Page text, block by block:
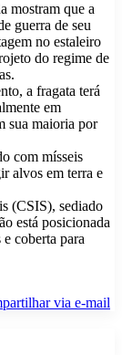
mostram que a
guerra de seu
no estaleiro
do regime de
a fragata terá
em
sua maioria por
com mísseis
alvos em terra e
(CSIS), sediado
está posicionada
coberta para
via e-mail